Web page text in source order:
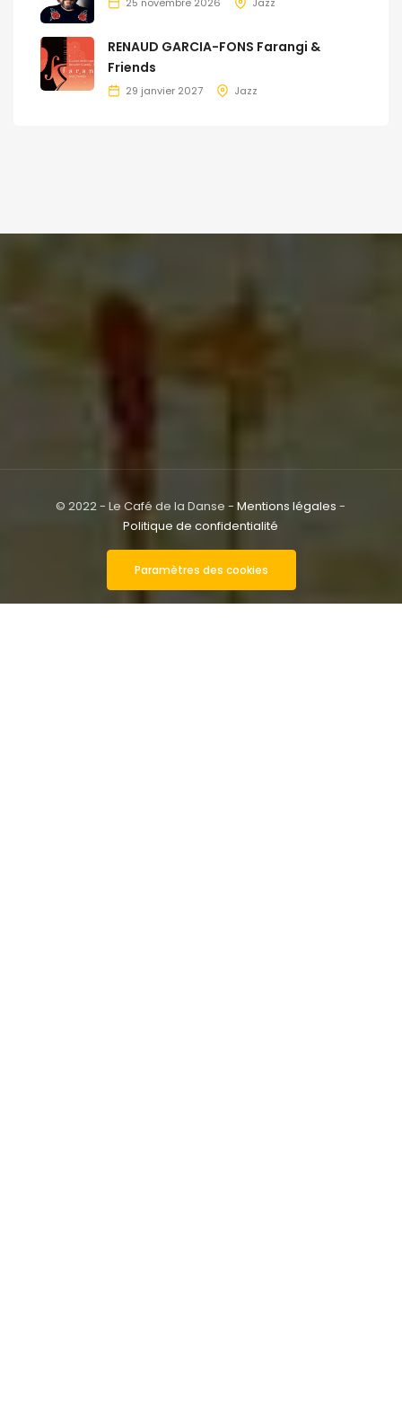
RENAUD GARCIA-FONS Farangi &
Friends
29 janvier 2027 Jazz
© 2022 - Le Café de la Danse -Mentions légales -
Politique de confidentialité
Paramètres des cookies